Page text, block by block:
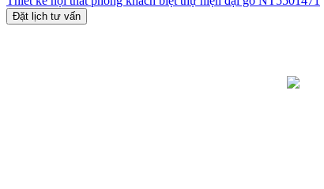
Đặt lịch tư vấn